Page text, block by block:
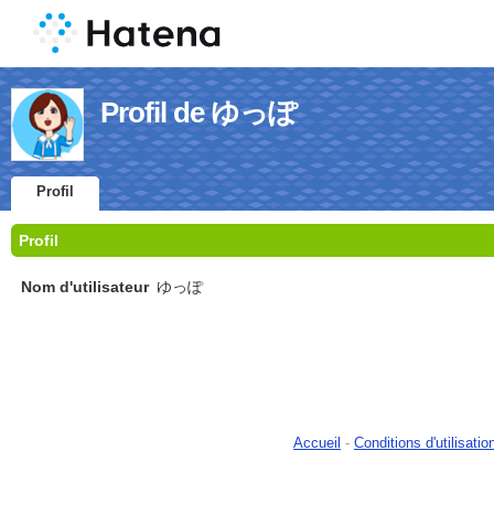
Profil de ゆっぽ
Profil
Profil
Nom d'utilisateur ゆっぽ
Accueil - Conditions